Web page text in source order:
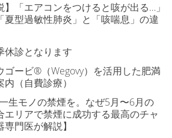
】「エアコンをつけると咳が出る…」
夏型過敏性肺炎」と「咳喘息」の違
休診となります
ゴービ®（Wegovy）を活用した肥満
（自費診療）
生モノの禁煙を。なぜ5月〜6月の
エリアで禁煙に成功する最高のチャ
門医が解説】